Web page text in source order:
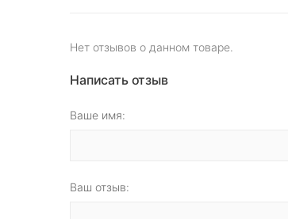
Нет отзывов о данном товаре.
Написать отзыв
Ваше имя:
Ваш отзыв: